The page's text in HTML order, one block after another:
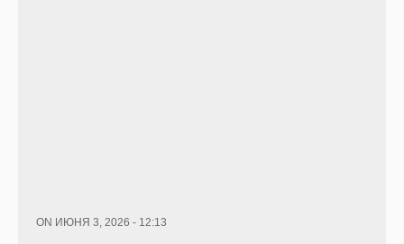
ON ИЮНЯ 3, 2026 - 12:13